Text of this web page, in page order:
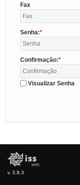
Fax
Senha:
Confirmação:
Visualizar Senha
v. 3.8.3